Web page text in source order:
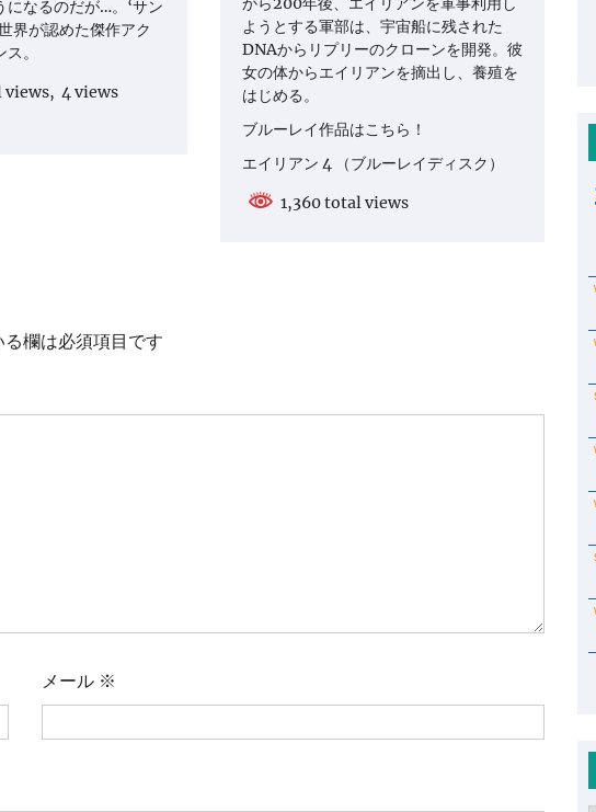
になるのだが…。‘サン
界が認めた傑作アク
。
views, 4 views
ようとする軍部は、宇宙船に残された
DNAからリプリーのクローンを開発。彼
女の体からエイリアンを摘出し、養殖を
はじめる。
ブルーレイ作品はこちら！
エイリアン 4 （ブルーレイディスク）
1,360 total views
る欄は必須項目です
メール ※